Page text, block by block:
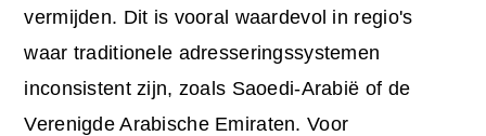
vermijden. Dit is vooral waardevol in regio's
waar traditionele adresseringssystemen
inconsistent zijn, zoals Saoedi-Arabië of de
Verenigde Arabische Emiraten. Voor